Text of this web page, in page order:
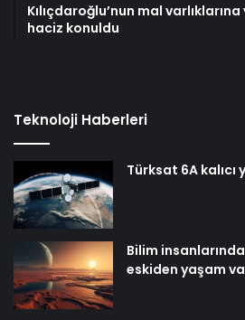
Kılıçdaroğlu’nun mal
haciz konuldu
Teknoloji Haberleri
Türksat 6A kalıcı
Bilim
eskiden yaşam